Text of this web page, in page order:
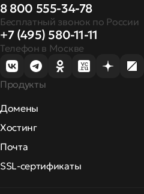
8 800 555-34-78
Бесплатный звонок по России
+7 (495) 580-11-11
Телефон в Москве
Продукты
Домены
Хостинг
Почта
SSL-сертификаты